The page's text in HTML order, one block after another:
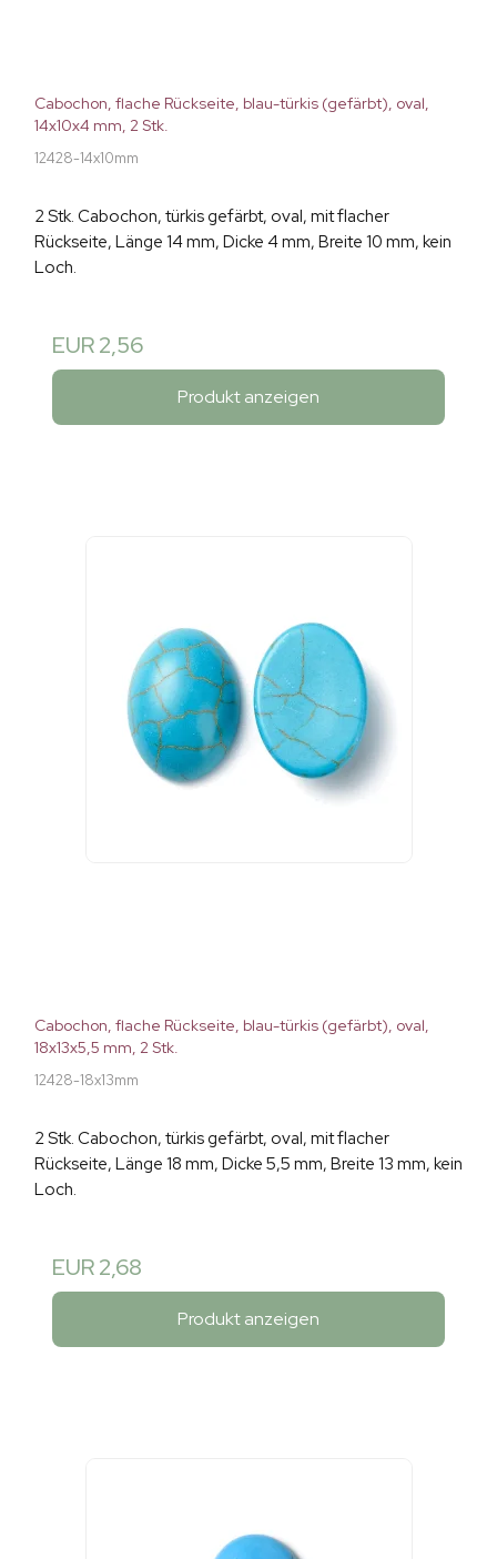
Cabochon, flache Rückseite, blau-türkis (gefärbt), oval,
14x10x4 mm, 2 Stk.
12428-14x10mm
2 Stk. Cabochon, türkis gefärbt, oval, mit flacher
Rückseite, Länge 14 mm, Dicke 4 mm, Breite 10 mm, kein
Loch.
EUR 2,56
Produkt anzeigen
Cabochon, flache Rückseite, blau-türkis (gefärbt), oval,
18x13x5,5 mm, 2 Stk.
12428-18x13mm
2 Stk. Cabochon, türkis gefärbt, oval, mit flacher
Rückseite, Länge 18 mm, Dicke 5,5 mm, Breite 13 mm, kein
Loch.
EUR 2,68
Produkt anzeigen